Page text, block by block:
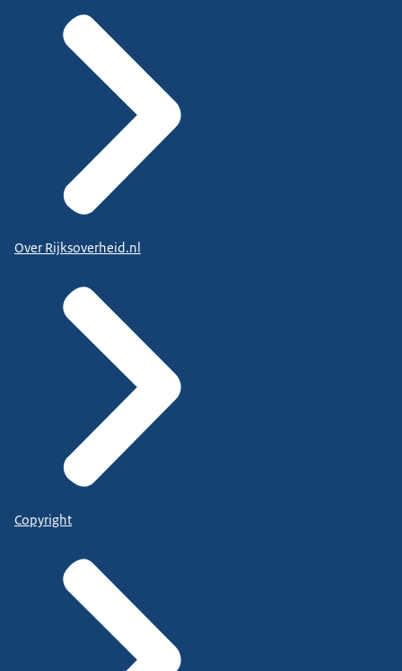
Over Rijksoverheid.nl
Copyright